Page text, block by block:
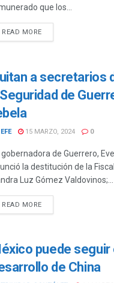
que los...
READ MOREDETAILS
a secretarios
de
EFE 15 MARZO, 2024 0
gobernadora de Guerrero,
la destitución de la
Luz Gómez Valdovinos;...
READ MOREDETAILS
puede seguir
de China